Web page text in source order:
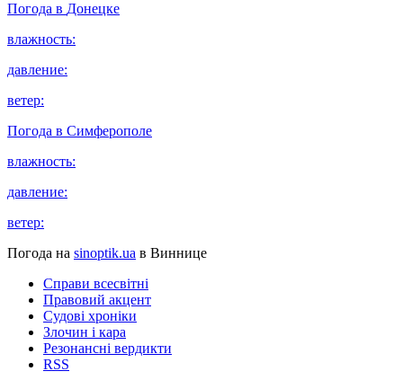
Погода в Донецке
влажность:
давление:
ветер:
Погода в Симферополе
влажность:
давление:
ветер:
Погода на sinoptik.ua в Виннице
Справи всесвітні
Правовий акцент
Судові хроніки
Злочин і кара
Резонансні вердикти
RSS